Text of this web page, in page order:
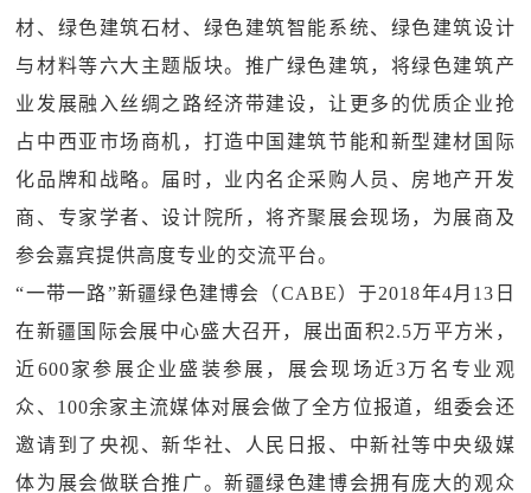
材、绿色建筑石材、绿色建筑智能系统、绿色建筑设计
与材料等六大主题版块。推广绿色建筑，将绿色建筑产
业发展融入丝绸之路经济带建设，让更多的优质企业抢
占中西亚市场商机，打造中国建筑节能和新型建材国际
化品牌和战略。届时，业内名企采购人员、房地产开发
商、专家学者、设计院所，将齐聚展会现场，为展商及
参会嘉宾提供高度专业的交流平台。
“一带一路”新疆绿色建博会（CABE）于2018年4月13日
在新疆国际会展中心盛大召开，展出面积2.5万平方米，
近600家参展企业盛装参展，展会现场近3万名专业观
众、100余家主流媒体对展会做了全方位报道，组委会还
邀请到了央视、新华社、人民日报、中新社等中央级媒
体为展会做联合推广。新疆绿色建博会拥有庞大的观众